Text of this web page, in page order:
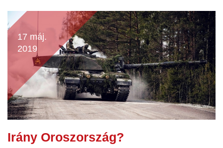
17 máj.
2019
Irány Oroszország?